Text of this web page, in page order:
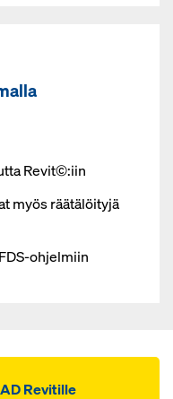
Revit©:iin
myös räätälöityjä
ohjelmiin
Revitille